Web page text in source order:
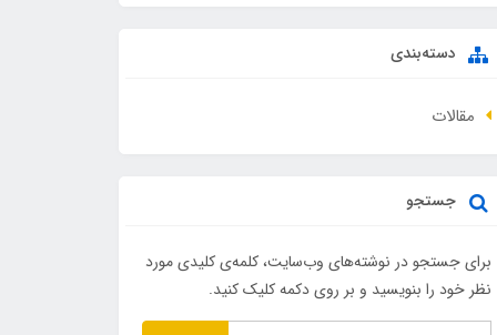
دسته‌بندی
مقالات
جستجو
برای جستجو در نوشته‌های وب‌سایت، کلمه‌ی کلیدی مورد
نظر خود را بنویسید و بر روی دکمه کلیک کنید.